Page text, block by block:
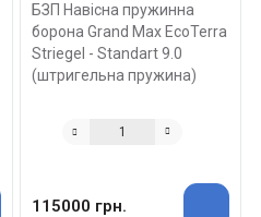
БЗП Навісна пружинна
борона Grand Max EcoTerra
Striegel - Standart 9.0
(штригельна пружина)
115000 грн.